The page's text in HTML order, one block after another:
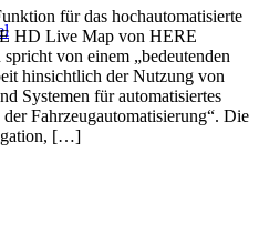
für das hochautomatisierte
HD Live Map von HERE
von einem „bedeutenden
hinsichtlich der Nutzung von
Systemen für automatisiertes
Fahrzeugautomatisierung“. Die
[…]